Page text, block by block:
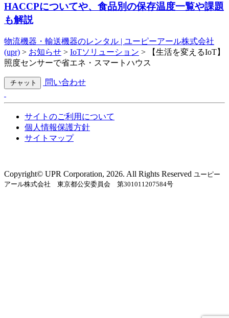
HACCPについてや、食品別の保存温度一覧や課題
も解説
物流機器・輸送機器のレンタル | ユーピーアール株式会社
(upr) > お知らせ > IoTソリューション >
【生活を変えるIoT】
照度センサーで省エネ・スマートハウス
チャット 問い合わせ
サイトのご利用について
個人情報保護方針
サイトマップ
Copyright©︎ UPR Corporation, 2026. All Rights Reserved ユーピー
アール株式会社 東京都公安委員会 第301011207584号